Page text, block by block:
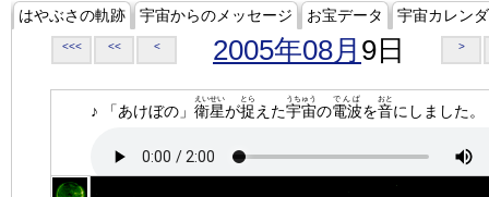
はやぶさの軌跡 宇宙からのメッセージ お宝データ 宇宙カレン
<<< << < 2005年08月 9日 >
♪ 「あけぼの」 衛星
えいせい
が捉
とら
えた宇宙
うちゅう
の電波
でんぱ
を音
おと
にしました。